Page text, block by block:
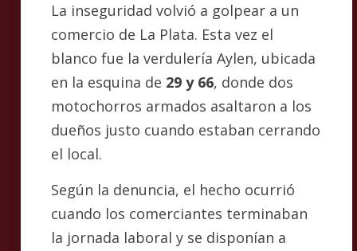
La inseguridad volvió a golpear a un
comercio de La Plata. Esta vez el
blanco fue la verdulería Aylen, ubicada
en la esquina de 29 y 66, donde dos
motochorros armados asaltaron a los
dueños justo cuando estaban cerrando
el local.
Según la denuncia, el hecho ocurrió
cuando los comerciantes terminaban
la jornada laboral y se disponían a